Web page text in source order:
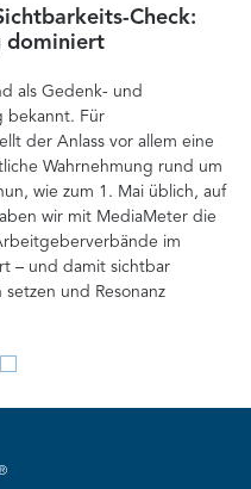
Check:
dominiert
als Gedenk- und
bekannt. Für
der Anlass vor allem eine
Wahrnehmung rund um
wie zum 1. Mai üblich, auf
wir mit MediaMeter die
im
– und damit sichtbar
und Resonanz
Go
slide